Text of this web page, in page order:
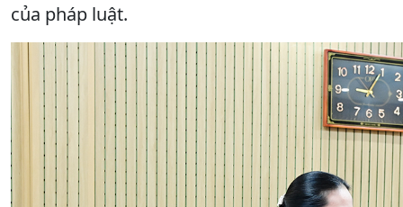
của pháp luật.